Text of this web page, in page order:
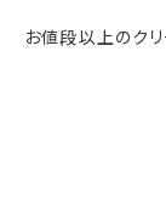
お値段以上のク